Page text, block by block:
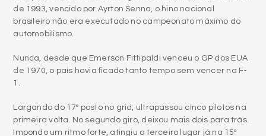
Nunca, desde que Emerson Fittipaldi venceu o GP dos EUA
de 1970, o país havia ficado tanto tempo sem vencer na F-
Largando do 17º posto no grid, ultrapassou cinco pilotos na
primeira volta. No segundo giro, deixou mais dois para trás.
volta.
O momento de maior brilho, no entanto, ainda estava por